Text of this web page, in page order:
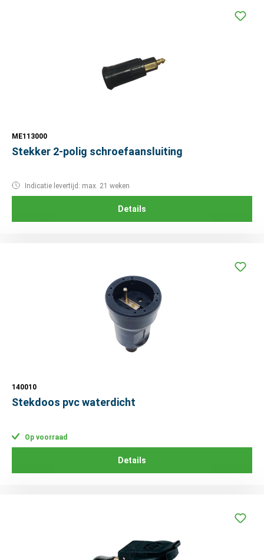
ME113000
Stekker 2-polig schroefaansluiting
Indicatie levertijd: max. 21 weken
Details
140010
Stekdoos pvc waterdicht
Op voorraad
Details